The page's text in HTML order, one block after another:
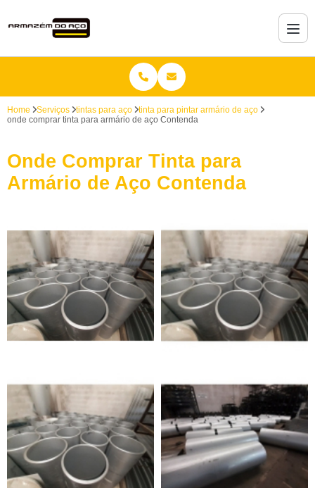
Home Serviços tintas para aço
tinta para pintar armário de aço
onde comprar tinta para armário de aço Contenda
Onde Comprar Tinta para
Armário de Aço Contenda